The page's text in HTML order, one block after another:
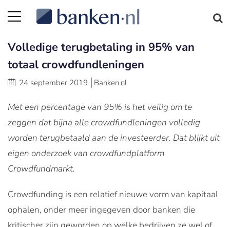
Volledige terugbetaling in 95% van
totaal crowdfundleningen
24 september 2019 Banken.nl
Met een percentage van 95% is het veilig om te
zeggen dat bijna alle crowdfundleningen volledig
worden terugbetaald aan de investeerder. Dat blijkt uit
eigen onderzoek van crowdfundplatform
Crowdfundmarkt.
Crowdfunding is een relatief nieuwe vorm van kapitaal
ophalen, onder meer ingegeven door banken die